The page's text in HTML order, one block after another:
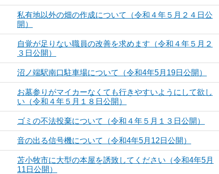
私有地以外の畑の作成について（令和４年５月２４日公
開）
自覚が足りない職員の改善を求めます（令和４年５月２
３日公開）
沼ノ端駅南口駐車場について（令和4年5月19日公開）
お墓参りがマイカーなくても行きやすいようにして欲し
い（令和４年５月１８日公開）
ゴミの不法投棄について（令和４年５月１３日公開）
音の出る信号機について（令和4年5月12日公開）
苫小牧市に大型の本屋を誘致してください（令和4年5月
11日公開）